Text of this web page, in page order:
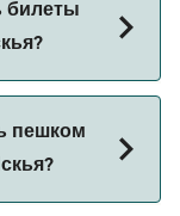
— Искья.
билеты
страницу
акции
пешком